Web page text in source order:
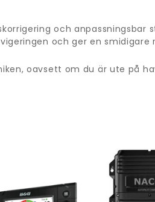
och anpassningsbar
och ger en smidigare
oavsett om du är ute på